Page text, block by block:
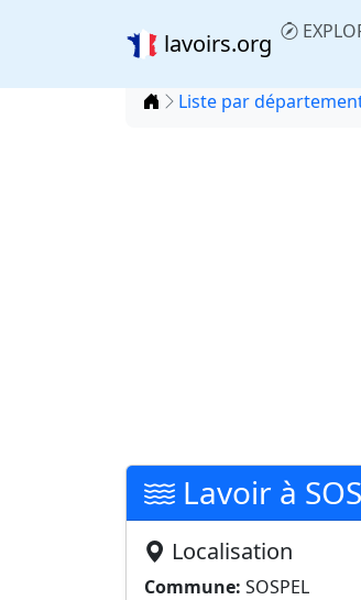
lavoirs.org
Accueil
Liste par
Lavoir à
Localisation
Commune: SOSPEL